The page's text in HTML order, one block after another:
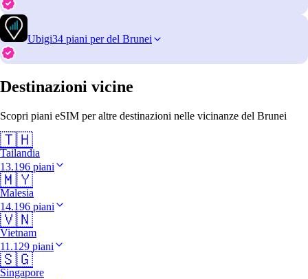
Ubigi34 piani per del Brunei
Destinazioni vicine
Scopri piani eSIM per altre destinazioni nelle vicinanze del Brunei
🇹🇭
Tailandia
13.196 piani
🇲🇾
Malesia
14.196 piani
🇻🇳
Vietnam
11.129 piani
🇸🇬
Singapore